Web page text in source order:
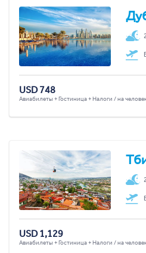
USD 748
Авиабилеты + Гостиница + Налоги / на
USD 1,129
Авиабилеты + Гостиница + Налоги / на